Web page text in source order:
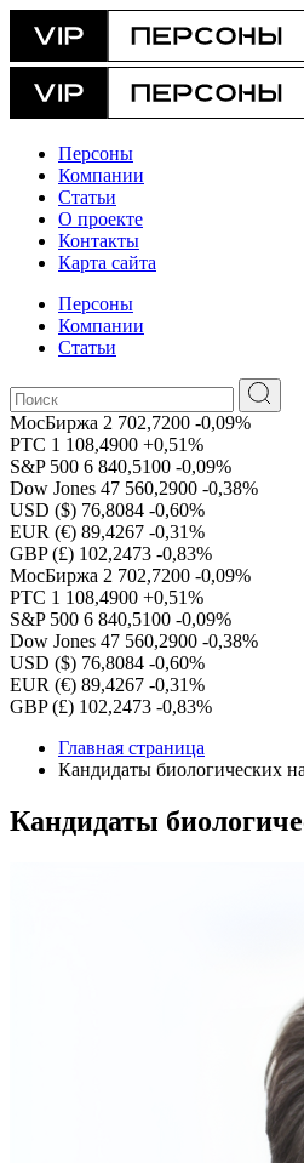
Персоны
Компании
Статьи
О проекте
Контакты
Карта сайта
Персоны
Компании
Статьи
МосБиржа 2 702,7200 -0,09%
РТС 1 108,4900 +0,51%
S&P 500 6 840,5100 -0,09%
Dow Jones 47 560,2900 -0,38%
USD ($) 76,8084 -0,60%
EUR (€) 89,4267 -0,31%
GBP (£) 102,2473 -0,83%
МосБиржа 2 702,7200 -0,09%
РТС 1 108,4900 +0,51%
S&P 500 6 840,5100 -0,09%
Dow Jones 47 560,2900 -0,38%
USD ($) 76,8084 -0,60%
EUR (€) 89,4267 -0,31%
GBP (£) 102,2473 -0,83%
Главная страница
Кандидаты биологических
Кандидаты